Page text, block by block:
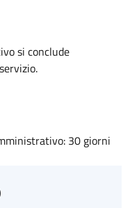
si conclude
30 giorni